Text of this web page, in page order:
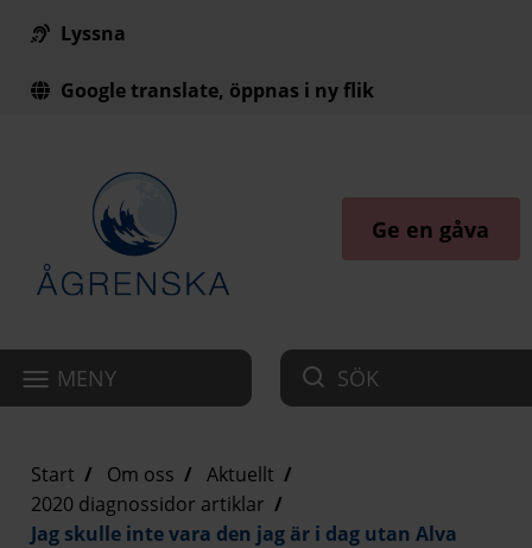
Till innehåll på sidan
Lyssna
Google translate, öppnas i ny flik
Ge en gåva
MENY SÖK
Start Om oss
Aktuellt
2020 diagnossidor artiklar
Jag skulle inte vara den jag är i dag utan Alva